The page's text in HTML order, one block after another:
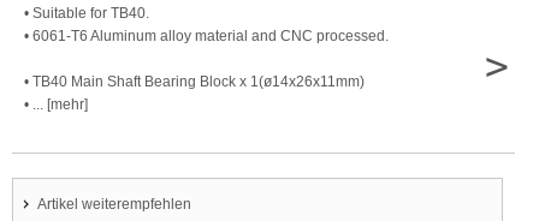
• Suitable for TB40.
• 6061-T6 Aluminum alloy material and CNC processed.
• TB40 Main Shaft Bearing Block x 1(ø14x26x11mm)
• ... [mehr]
>
Artikel weiterempfehlen